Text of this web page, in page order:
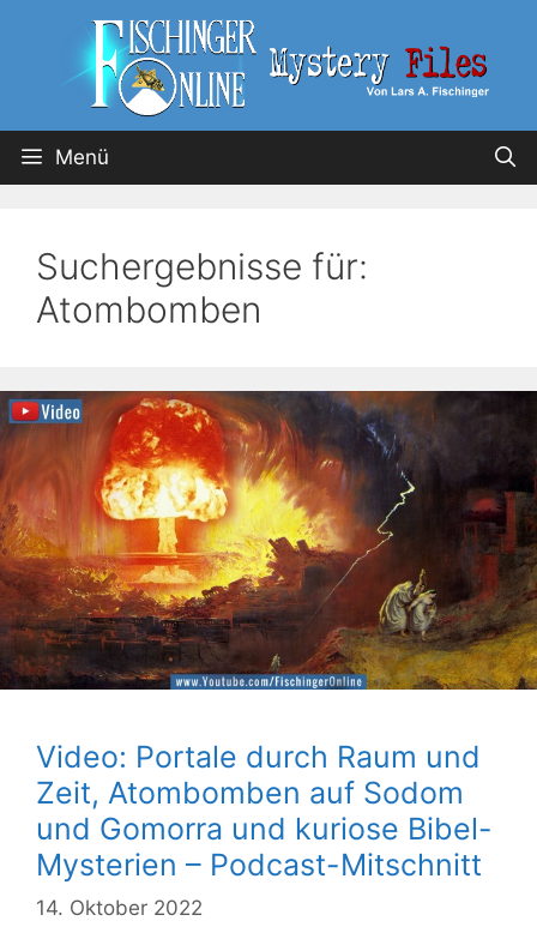
Menü
Suchergebnisse für:
Atombomben
Video: Portale durch Raum und
Zeit, Atombomben auf Sodom
und Gomorra und kuriose Bibel-
Mysterien – Podcast-Mitschnitt
14. Oktober 2022